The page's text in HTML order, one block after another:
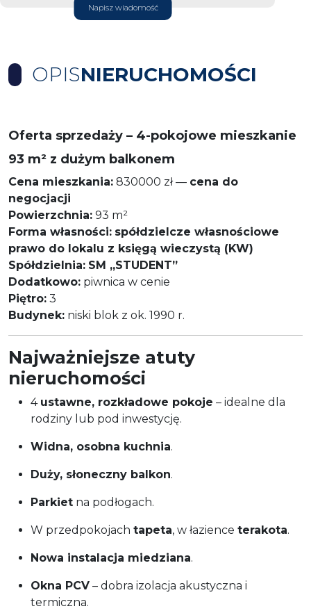
Napisz wiadomość
OPISNIERUCHOMOŚCI
Oferta sprzedaży – 4-pokojowe mieszkanie
93 m² z dużym balkonem
Cena mieszkania: 830000 zł — cena do
negocjacji
Powierzchnia: 93 m²
Forma własności: spółdzielcze własnościowe
prawo do lokalu z księgą wieczystą (KW)
Spółdzielnia: SM „STUDENT”
Dodatkowo: piwnica w cenie
Piętro: 3
Budynek: niski blok z ok. 1990 r.
Najważniejsze atuty
nieruchomości
4 ustawne, rozkładowe pokoje – idealne dla
rodziny lub pod inwestycję.
Widna, osobna kuchnia.
Duży, słoneczny balkon.
Parkiet na podłogach.
W przedpokojach tapeta, w łazience terakota.
Nowa instalacja miedziana.
Okna PCV – dobra izolacja akustyczna i
termiczna.